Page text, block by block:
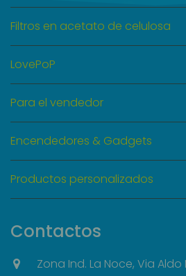
Filtros en acetato de celulosa
LovePoP
Para el vendedor
Encendedores & Gadgets
Productos personalizados
Contactos
Zona Ind. La Noce, Via Aldo